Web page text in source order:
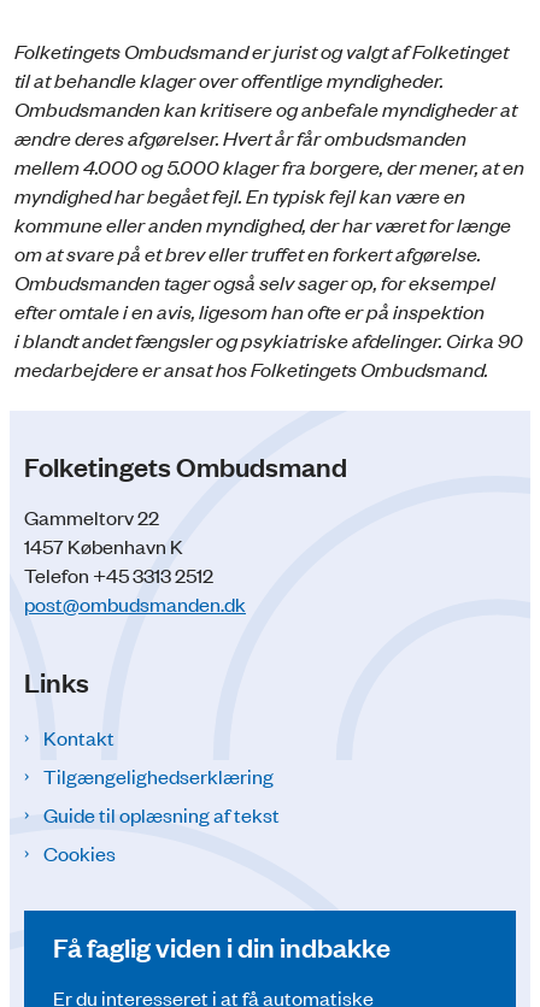
Folketingets Ombudsmand er jurist og valgt af Folketinget
til at behandle klager over offentlige myndigheder.
Ombudsmanden kan kritisere og anbefale myndigheder at
ændre deres afgørelser. Hvert år får ombudsmanden
mellem 4.000 og 5.000 klager fra borgere, der mener, at en
myndighed har begået fejl. En typisk fejl kan være en
kommune eller anden myndighed, der har været for længe
om at svare på et brev eller truffet en forkert afgørelse.
Ombudsmanden tager også selv sager op, for eksempel
efter omtale i en avis, ligesom han ofte er på inspektion
i blandt andet fængsler og psykiatriske afdelinger. Cirka 90
medarbejdere er ansat hos Folketingets Ombudsmand.
Folketingets Ombudsmand
Gammeltorv 22
1457 København K
Telefon +45 3313 2512
post@ombudsmanden.dk
Links
Kontakt
Tilgængelighedserklæring
Guide til oplæsning af tekst
Cookies
Få faglig viden i din indbakke
Er du interesseret i at få automatiske